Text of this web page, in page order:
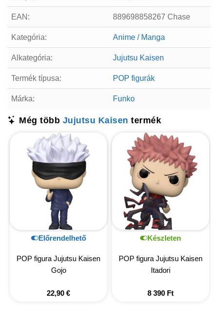
EAN: 889698858267 Chase
Kategória: Anime / Manga
Alkategória: Jujutsu Kaisen
Termék típusa: POP figurák
Márka: Funko
Még több Jujutsu Kaisen termék
Előrendelhető
POP figura Jujutsu Kaisen
Gojo
22,90 €
Készleten
POP figura Jujutsu Kaisen
Itadori
8 390 Ft